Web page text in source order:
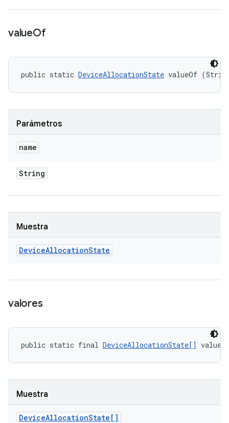
valueOf
public static DeviceAllocationState valueOf
Parámetros
name
String
Muestra
DeviceAllocationState
valores
public static final DeviceAllocationState[]
Muestra
DeviceAllocationState[]